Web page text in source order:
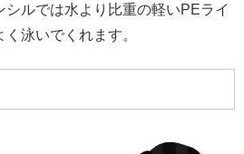
シルでは水より比重の軽いPEライ
泳いでくれます。